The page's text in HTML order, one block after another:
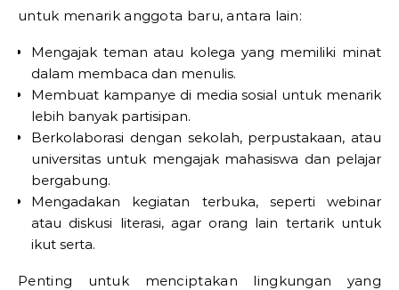
untuk menarik anggota baru, antara lain:
Mengajak teman atau kolega yang memiliki minat
dalam membaca dan menulis.
Membuat kampanye di media sosial untuk menarik
lebih banyak partisipan.
Berkolaborasi dengan sekolah, perpustakaan, atau
universitas untuk mengajak mahasiswa dan pelajar
bergabung.
Mengadakan kegiatan terbuka, seperti webinar
atau diskusi literasi, agar orang lain tertarik untuk
ikut serta.
Penting untuk menciptakan lingkungan yang